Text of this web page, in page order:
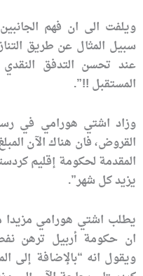
ويلفت الى ان فهم
سبيل المثال عن طريق
عند تحسن التدفق
المستقبل !!”.
وزاد اشتي هورامي في
يزيد كل شهر”.
يطلب اشتي هورامي مزيدا
ان حكومة أربيل ترهن نفط
ويقول انه “بالإضافة إلى